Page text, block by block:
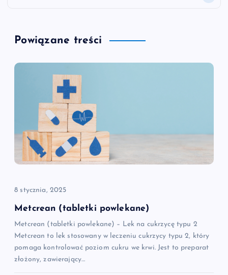
g
a
a
w
p
s
u
Powiązane treści
8 stycznia, 2025
Metcrean (tabletki powlekane)
Metcrean (tabletki powlekane) – Lek na cukrzycę typu 2
Metcrean to lek stosowany w leczeniu cukrzycy typu 2, który
pomaga kontrolować poziom cukru we krwi. Jest to preparat
złożony, zawierający…